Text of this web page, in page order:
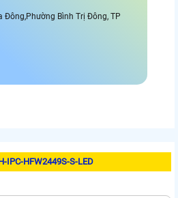
Đông,Phường Bình Trị Đông, TP
IPC-HFW2449S-S-LED